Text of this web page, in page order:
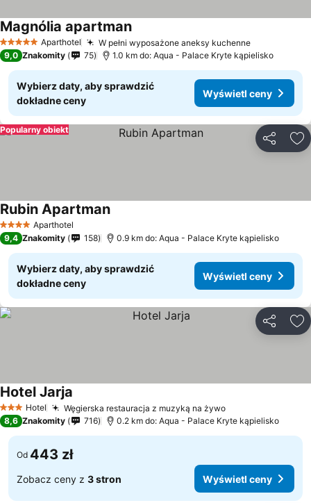
5 KategoriaAparthotel W pełni wyposażone aneksy kuchenne
Magnólia apartman
9,0 Znakomity 75 1.0 km do: Aqua - Palace Kryte kąpielisko
Wybierz daty, aby sprawdzić
dokładne ceny
Wyświetl ceny
Popularny obiekt
4 KategoriaAparthotel
Rubin Apartman
9,4 Znakomity 158 0.9 km do: Aqua - Palace Kryte kąpielisko
Wybierz daty, aby sprawdzić
dokładne ceny
Wyświetl ceny
3 Kategoria
Hotel Węgierska restauracja z muzyką na żywo
Hotel Jarja
8,6 Znakomity 716 0.2 km do: Aqua - Palace Kryte kąpielisko
Od 443 zł
Zobacz ceny z 3 stron Wyświetl ceny